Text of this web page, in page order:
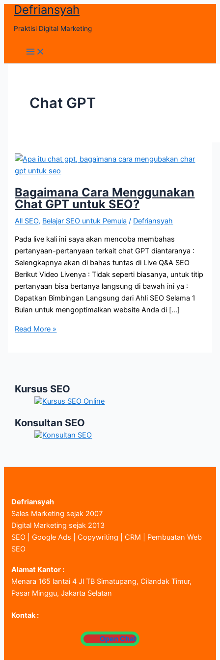
Skip
content
Defriansyah
Praktisi Digital Marketing
Main
Menu
Chat GPT
Bagaimana Cara Menggunakan
Chat GPT untuk SEO?
All SEO, Belajar SEO untuk Pemula / Defriansyah
Pada live kali ini saya akan mencoba membahas
pertanyaan-pertanyaan terkait chat GPT diantaranya :
Selengkapnya akan di bahas tuntas di Live Q&A SEO
Berikut Video Livenya : Tidak seperti biasanya, untuk titip
pertanyaan bisa bertanya langsung di bawah ini ya :
Dapatkan Bimbingan Langsung dari Ahli SEO Selama 1
Bulan untuk mengoptimalkan website Anda di […]
Bagaimana
untuk
Read More »
Kursus SEO
Konsultan SEO
Defriansyah
Sales Marketing sejak 2007
Digital Marketing sejak 2013
SEO | Google Ads | Copywriting | CRM | Pembuatan Web
SEO
Alamat Kantor :
Menara 165 lantai 4 Jl TB Simatupang, Cilandak Timur,
Pasar Minggu, Jakarta Selatan
Kontak :
Open Chat